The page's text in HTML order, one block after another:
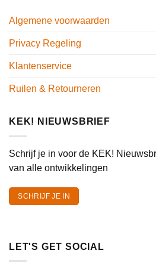
Algemene voorwaarden
Privacy Regeling
Klantenservice
Ruilen & Retourneren
KEK! NIEUWSBRIEF
Schrijf je in voor de KEK!
van alle ontwikkelingen
SCHRIJF JE IN
LET'S GET SOCIAL